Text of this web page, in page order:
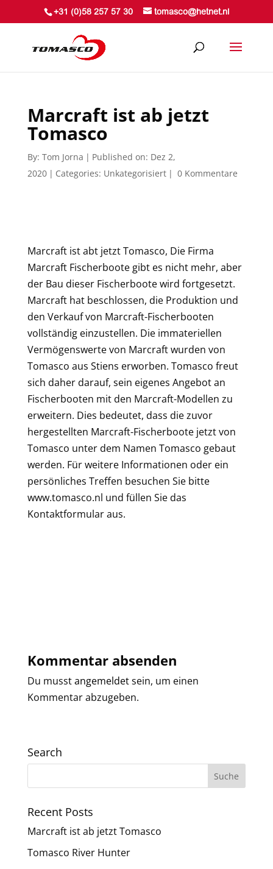
+31 (0)58 257 57 30 tomasco@hetnet.nl
Marcraft ist ab jetzt
Tomasco
By: Tom Jorna | Published on: Dez 2,
2020 | Categories: Unkategorisiert | 0 Kommentare
Marcraft ist abt jetzt Tomasco, Die Firma
Marcraft Fischerboote gibt es nicht mehr, aber
der Bau dieser Fischerboote wird fortgesetzt.
Marcraft hat beschlossen, die Produktion und
den Verkauf von Marcraft-Fischerbooten
vollständig einzustellen. Die immateriellen
Vermögenswerte von Marcraft wurden von
Tomasco aus Stiens erworben. Tomasco freut
sich daher darauf, sein eigenes Angebot an
Fischerbooten mit den Marcraft-Modellen zu
erweitern. Dies bedeutet, dass die zuvor
hergestellten Marcraft-Fischerboote jetzt von
Tomasco unter dem Namen Tomasco gebaut
werden. Für weitere Informationen oder ein
persönliches Treffen besuchen Sie bitte
www.tomasco.nl und füllen Sie das
Kontaktformular aus.
Kommentar absenden
Du musstangemeldetsein, um einen
Kommentar abzugeben.
Search
Recent Posts
Marcraft ist ab jetzt Tomasco
Tomasco River Hunter